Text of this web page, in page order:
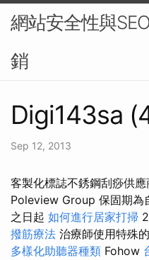
網站安全性與
銷
Digi143sa
Sep 12, 2013
客製化標誌不銹鋼刮痧供
Poleview Group 保固期為
之日起 如何進行居家打掃
撥筋療法 治療師使用特殊
多樣化助聽器種類 Fohow